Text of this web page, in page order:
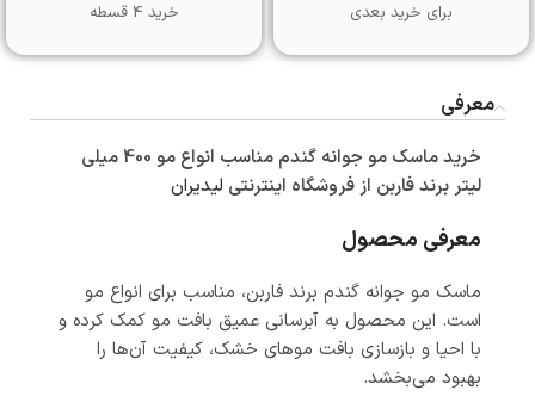
برای خرید بعدی خرید 4 قسطه
معرفی
خرید ماسک مو جوانه گندم مناسب انواع مو 400 میلی
لیتر برند فاربن از فروشگاه اینترنتی لیدیران
معرفی محصول
ماسک مو جوانه گندم برند فاربن، مناسب برای انواع مو
است. این محصول به آبرسانی عمیق بافت مو کمک کرده و
با احیا و بازسازی بافت موهای خشک، کیفیت آن‌ها را
بهبود می‌بخشد.